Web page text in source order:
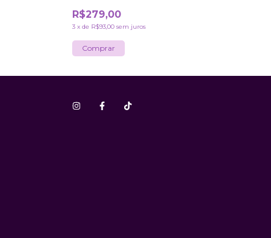
R$279,00
3 x de R$93,00 sem juros
Comprar